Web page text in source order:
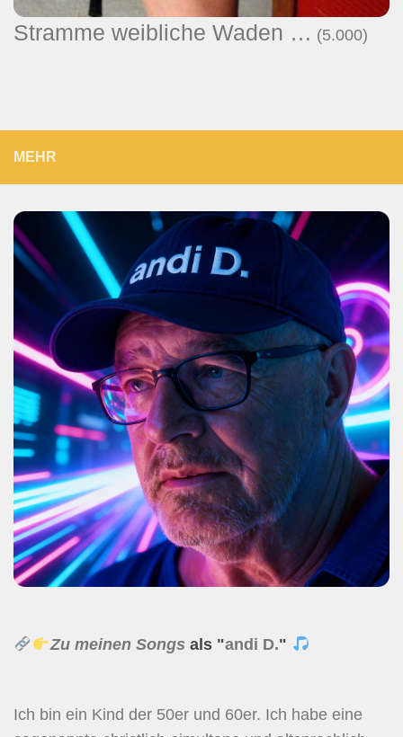
Stramme weibliche Waden … (5.000)
MEHR
Zu meinen Songs als "andi D."
Ich bin ein Kind der 50er und 60er. Ich habe eine